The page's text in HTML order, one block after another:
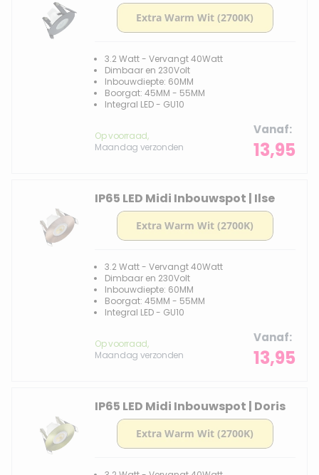
3.2 Watt - Vervangt 40Watt
Dimbaar en 230Volt
Inbouwdiepte: 60MM
Boorgat: 45MM - 55MM
Integral LED - GU10
Op voorraad,
Maandag verzonden
Vanaf
13,95
IP65 LED Midi Inbouwspot | Ilse
3.2 Watt - Vervangt 40Watt
Dimbaar en 230Volt
Inbouwdiepte: 60MM
Boorgat: 45MM - 55MM
Integral LED - GU10
Op voorraad,
Maandag verzonden
Vanaf
13,95
IP65 LED Midi Inbouwspot | Doris